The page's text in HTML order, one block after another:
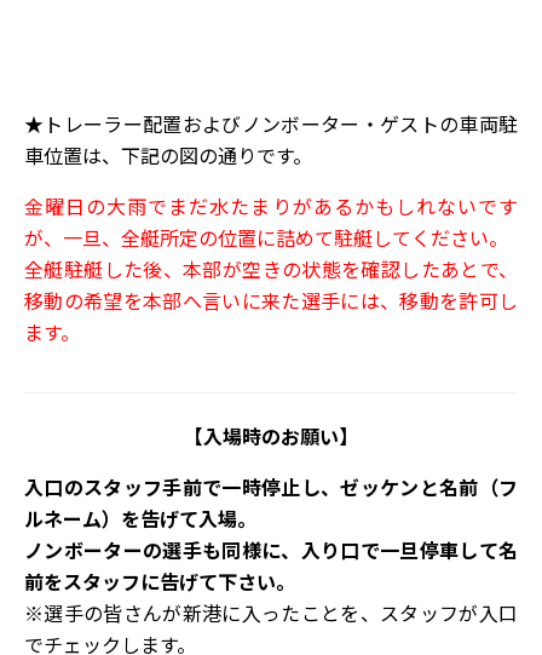
★トレーラー配置およびノンボーター・ゲストの車両駐
車位置は、下記の図の通りです。
金曜日の大雨でまだ水たまりがあるかもしれないです
が、一旦、全艇所定の位置に詰めて駐艇してください。
全艇駐艇した後、本部が空きの状態を確認したあとで、
移動の希望を本部へ言いに来た選手には、移動を許可し
ます。
【入場時のお願い】
入口のスタッフ手前で一時停止し、ゼッケンと名前（フ
ルネーム）を告げて入場。
ノンボーターの選手も同様に、入り口で一旦停車して名
前をスタッフに告げて下さい。
※選手の皆さんが新港に入ったことを、スタッフが入口
でチェックします。